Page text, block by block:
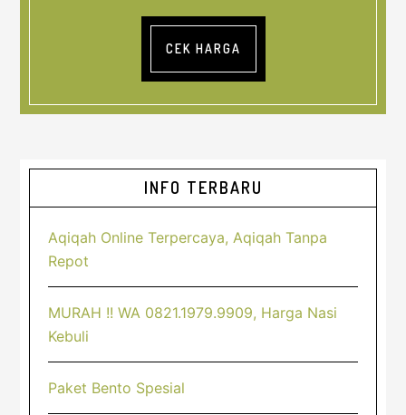
CEK HARGA
Sidebar
Utama
INFO TERBARU
Aqiqah Online Terpercaya, Aqiqah Tanpa
Repot
MURAH !! WA 0821.1979.9909, Harga Nasi
Kebuli
Paket Bento Spesial